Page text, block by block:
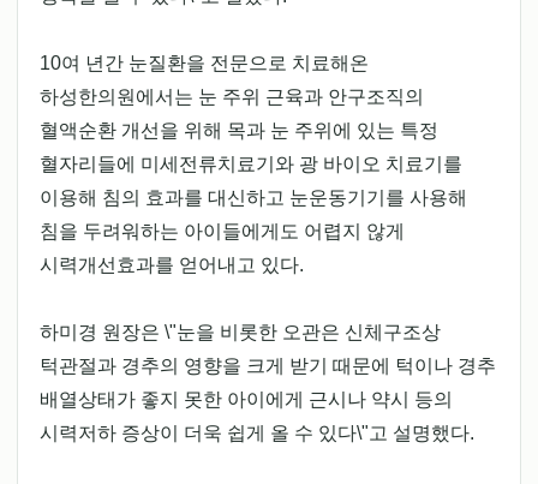
10여 년간 눈질환을 전문으로 치료해온
하성한의원에서는 눈 주위 근육과 안구조직의
혈액순환 개선을 위해 목과 눈 주위에 있는 특정
혈자리들에 미세전류치료기와 광 바이오 치료기를
이용해 침의 효과를 대신하고 눈운동기기를 사용해
침을 두려워하는 아이들에게도 어렵지 않게
시력개선효과를 얻어내고 있다.
하미경 원장은 \"눈을 비롯한 오관은 신체구조상
턱관절과 경추의 영향을 크게 받기 때문에 턱이나 경추
배열상태가 좋지 못한 아이에게 근시나 약시 등의
시력저하 증상이 더욱 쉽게 올 수 있다\"고 설명했다.